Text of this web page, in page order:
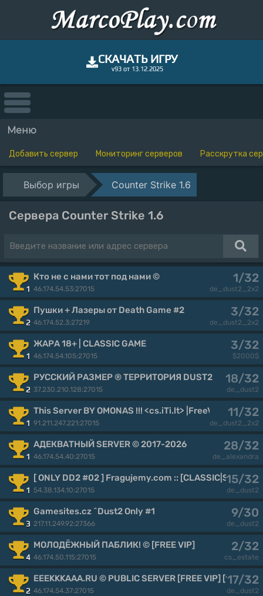
СКАЧАТЬ ИГРУ
v93 от 13.12.2025
Меню
Добавить сервер Мониторинг серверов Расскрутка
Выбор игры Counter Strike 1.6
Сервера Counter Strike 1.6
1
Кто не с нами тот под нами ©
46.174.54.53:27015
1/32
de_dust2_2x2
2
Пушки + Лазеры от Death Game #2
46.174.52.3:27219
3/32
de_dust2_2x2
1
ЖАРА 18+ | CLASSIC GAME
46.174.54.105:27015
3/32
$2000$
2
РУССКИЙ РАЗМЕР ® ТЕРРИТОРИЯ DUST2
37.230.210.128:27015
18/32
de_dust2
1
This Server BY OMONAS !!! <cs.iTi.lt> |FreeVip-Steam|
91.211.247.221:27015
11/32
de_dust2_2x2
1
АДЕКВАТНЫЙ SERVER © 2017-2026
46.174.54.40:27015
28/32
de_alexandra
1
[ ONLY DD2 #02 ] Fragujemy.com ::
54.38.134.10:27015
15/32
de_dust2
3
Gamesites.cz ^Dust2 Only #1
217.11.249.92:27366
9/30
de_dust2
4
МОЛОДЁЖНЫЙ ПАБЛИК! © [FREE VIP]
46.174.50.115:27015
2/32
cs_estate
2
EEEKKKAAA.RU © PUBLIC SERVER [FREE VIP] [18+]
46.174.54.37:27015
17/32
de_dust2